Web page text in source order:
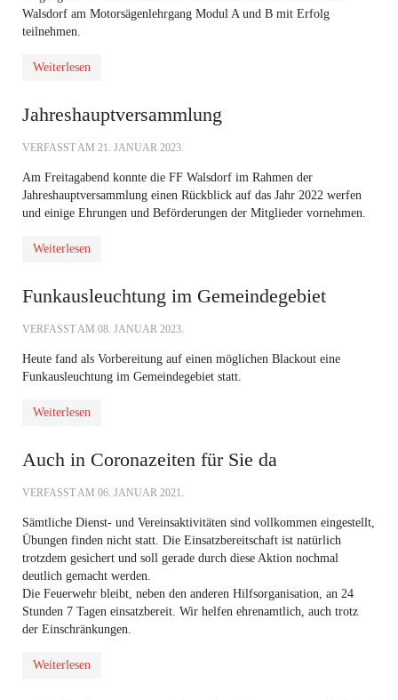
Walsdorf am Motorsägenlehrgang Modul A und B mit Erfolg
teilnehmen.
Weiterlesen
Jahreshauptversammlung
VERFASST AM 21. JANUAR 2023.
Am Freitagabend konnte die FF Walsdorf im Rahmen der
Jahreshauptversammlung einen Rückblick auf das Jahr 2022 werfen
und einige Ehrungen und Beförderungen der Mitglieder vornehmen.
Weiterlesen
Funkausleuchtung im Gemeindegebiet
VERFASST AM 08. JANUAR 2023.
Heute fand als Vorbereitung auf einen möglichen Blackout eine
Funkausleuchtung im Gemeindegebiet statt.
Weiterlesen
Auch in Coronazeiten für Sie da
VERFASST AM 06. JANUAR 2021.
Sämtliche Dienst- und Vereinsaktivitäten sind vollkommen eingestellt,
Übungen finden nicht statt. Die Einsatzbereitschaft ist natürlich
trotzdem gesichert und soll gerade durch diese Aktion nochmal
deutlich gemacht werden.
Die Feuerwehr bleibt, neben den anderen Hilfsorganisation, an 24
Stunden 7 Tagen einsatzbereit. Wir helfen ehrenamtlich, auch trotz
der Einschränkungen.
Weiterlesen